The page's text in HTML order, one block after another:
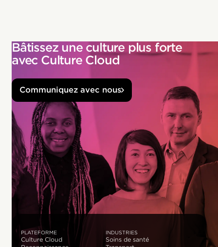
Bâtissez une culture plus forte
avec Culture Cloud
Communiquez avec nous
PLATEFORME
Culture Cloud
INDUSTRIES
Soins de santé